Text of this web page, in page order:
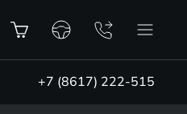
+7 (8617) 222-515